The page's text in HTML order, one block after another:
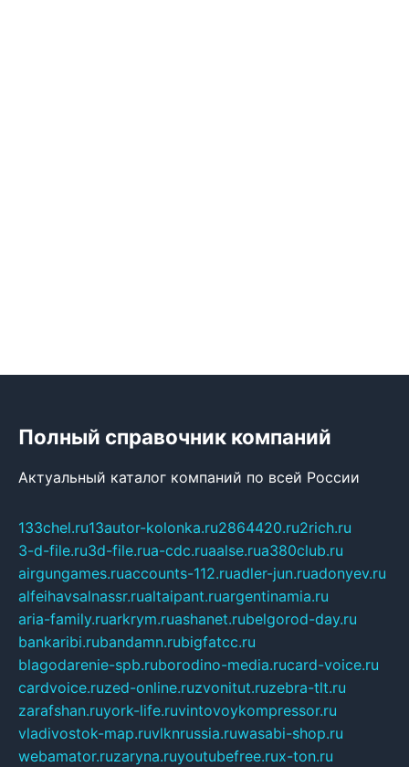
Полный справочник компаний
Актуальный каталог компаний по всей России
133chel.ru13autor-kolonka.ru2864420.ru2rich.ru
3-d-file.ru3d-file.rua-cdc.ruaalse.rua380club.ru
airgungames.ruaccounts-112.ruadler-jun.ruadonyev.ru
alfeihavsalnassr.rualtaipant.ruargentinamia.ru
aria-family.ruarkrym.ruashanet.rubelgorod-day.ru
bankaribi.rubandamn.rubigfatcc.ru
blagodarenie-spb.ruborodino-media.rucard-voice.ru
cardvoice.ruzed-online.ruzvonitut.ruzebra-tlt.ru
zarafshan.ruyork-life.ruvintovoykompressor.ru
vladivostok-map.ruvlknrussia.ruwasabi-shop.ru
webamator.ruzaryna.ruyoutubefree.rux-ton.ru